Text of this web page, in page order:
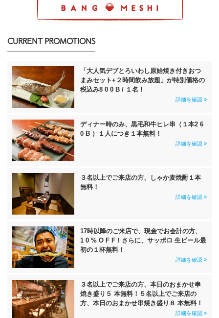
CURRENT PROMOTIONS
「大人気デブとろいわし原始焼き付きおつ
まみセット+２時間飲み放題」が特別価格の
税込み8 0 0 B / １名！
詳細を確認
ディナー時のみ、黒毛和牛ヒレ串（１本2 6
0 B ）１人につき１本無料！
詳細を確認
３名以上でご来店の方、しゃか麦焼酎１本
無料！
詳細を確認
17時以降のご来店で、現金でお会計の方、
1 0 % O F F！さらに、サッポロ 生ビール最
初の１杯無料！
詳細を確認
３名以上でご来店の方、本日のおまかせ串
焼き盛り５ 本無料！５名以上でご来店の
方、本日のおまかせ串焼き盛り８ 本無料！
詳細を確認